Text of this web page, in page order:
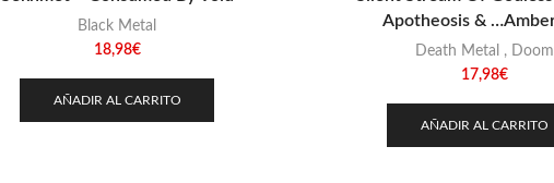
Black Metal
18,98€
AÑADIR AL CARRITO
Apotheosis &
Death Metal , Doom
17,98€
AÑADIR AL CARRITO